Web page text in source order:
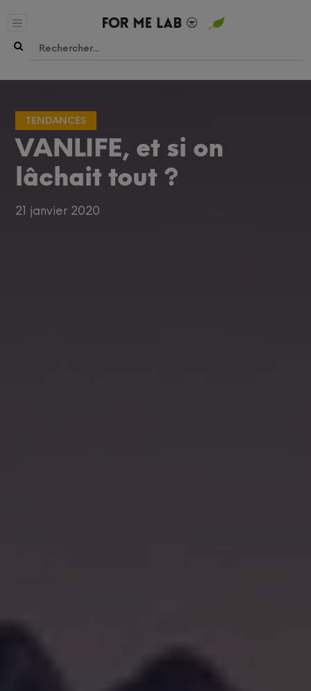
TENDANCES
VANLIFE, et si on
lâchait tout ?
21 janvier 2020